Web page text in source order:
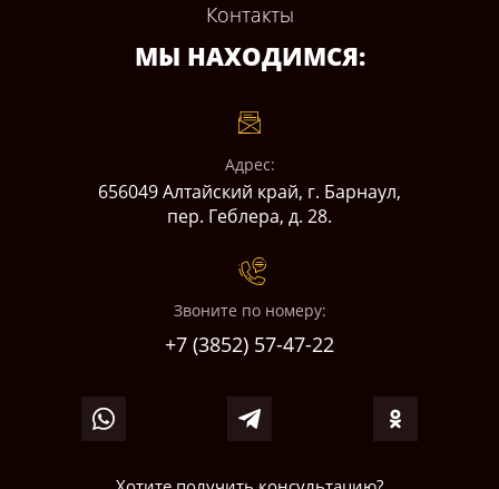
Контакты
МЫ НАХОДИМСЯ:
Адрес:
656049 Алтайский край, г. Барнаул,
пер. Геблера, д. 28.
Звоните по номеру:
+7 (3852) 57-47-22